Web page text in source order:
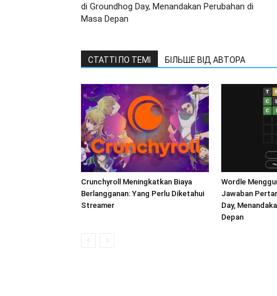
di Groundhog Day, Menandakan Perubahan di
Masa Depan
СТАТТІ ПО ТЕМІ БІЛЬШЕ ВІД АВТОРА
Crunchyroll Meningkatkan Biaya
Berlangganan: Yang Perlu Diketahui
Streamer
Wordle
Jawaban
Day,
Depan